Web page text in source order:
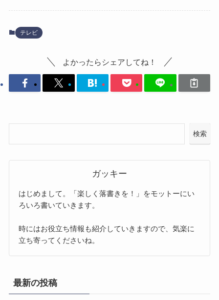
テレビ
よかったらシェアしてね！
検索
ガッキー
はじめまして。「楽しく落書きを！」をモットーにい
ろいろ書いていきます。
時にはお役立ち情報も紹介していきますので、気楽に
立ち寄ってくださいね。
最新の投稿